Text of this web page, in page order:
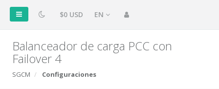
$0 USD EN
Balanceador de carga PCC con
Failover 4
SGCM Configuraciones